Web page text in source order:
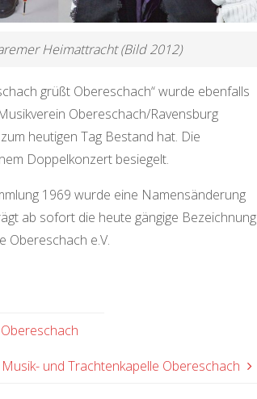
Heimattracht (Bild 2012)
grüßt Obereschach“ wurde ebenfalls
Obereschach/Ravensburg
heutigen Tag Bestand hat. Die
Doppelkonzert besiegelt.
1969 wurde eine Namensänderung
ab sofort die heute gängige Bezeichnung
Obereschach e.V.
Musik- und Trachtenkapelle Obereschach